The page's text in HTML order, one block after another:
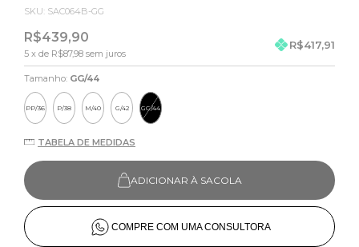
SKU: SAC064B-GG
R$439,90
5 x de R$87,98 sem juros
R$417,91
Tamanho: GG/44
PP/36 P/38 M/40 G/42 GG/44
TABELA DE MEDIDAS
ADICIONAR À SACOLA
COMPRE COM UMA CONSULTORA